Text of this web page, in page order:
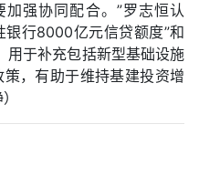
强协同配合。”罗志恒认
银行8000亿元信贷额度”和
用于补充包括新型基础设施
，有助于维持基建投资增